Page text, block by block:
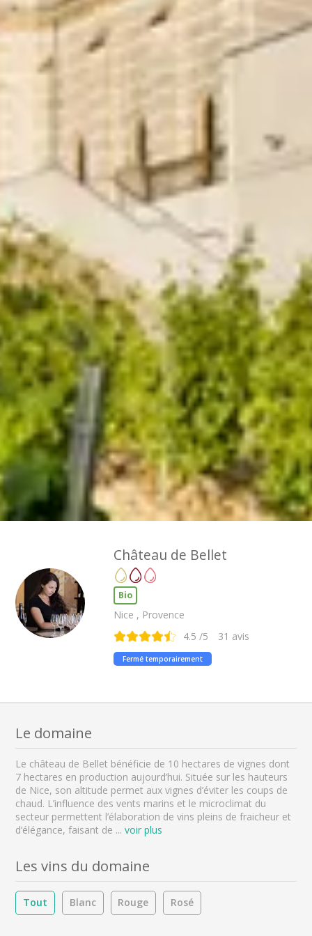
Visite cave & dégustation vin Corse
Visite cave & dégustation vin Jura
Visite cave & dégustation vin Languedoc
Visite rhumerie Martinique
Visite cave & dégustation vin Poitou Charentes
Domaines viticoles Provence
Visite cave & dégustation vin Savoie
Visite cave & dégustation vin Sud Ouest
Visite cave & dégustation vin Val de Loire
Visite cave & dégustation vin Vallée du Rhône
Top destinations
Thématiques
Tous les séjours oenologiques
Château de Bellet
Bio
Nice , Provence
4.5 /5 31 avis
Fermé temporairement
Le domaine
Le château de Bellet bénéficie de 10 hectares de vignes dont
7 hectares en production aujourd’hui. Située sur les hauteurs
de Nice, son altitude permet aux vignes d’éviter les coups de
chaud. L’influence des vents marins et le microclimat du
secteur permettent l’élaboration de vins pleins de fraicheur et
d’élégance, faisant de ... voir plus
Les vins du domaine
Tout Blanc Rouge Rosé